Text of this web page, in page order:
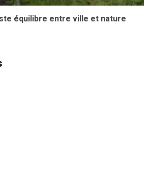
équilibre entre ville et nature